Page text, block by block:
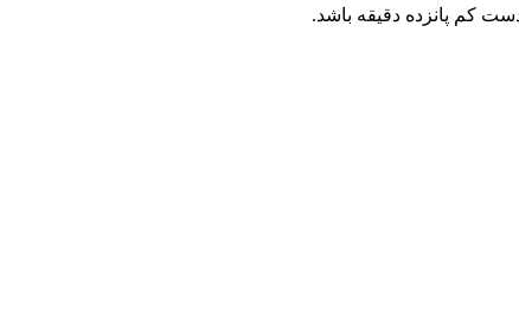
کم پانزده دقیقه باشد.